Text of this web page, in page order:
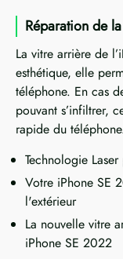
Réparation de
La vitre arrière de
esthétique, elle
téléphone. En cas
pouvant s’infiltrer,
rapide du
Technologie
Votre iPhone SE
l'extérieur
La nouvelle vitre
iPhone SE 2022